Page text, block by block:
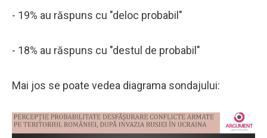
- 19% au răspuns cu "deloc probabil"
- 18% au răspuns cu "destul de probabil"
Mai jos se poate vedea diagrama sondajului: